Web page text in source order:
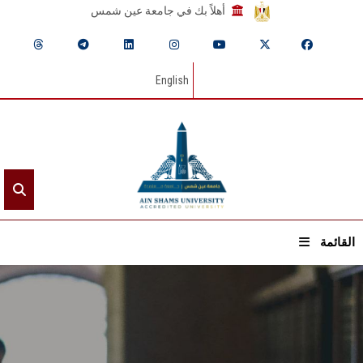
أهلاً بك في جامعة عين شمس
English
القائمة
الرئيسيـة